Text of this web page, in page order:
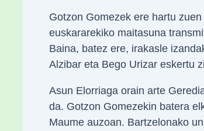
Gotzon Gomezek ere hartu
euskararekiko maitasuna
Baina, batez ere, irakasle
Alzibar eta Bego Urizar eskertu
Asun Elorriaga orain arte
da. Gotzon Gomezekin batera
Maume auzoan. Bartzelonako